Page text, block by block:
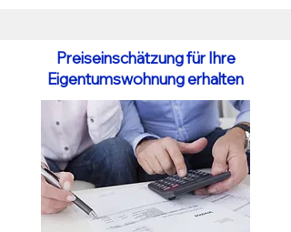
Preiseinschätzung für Ihre
Eigentumswohnung erhalten